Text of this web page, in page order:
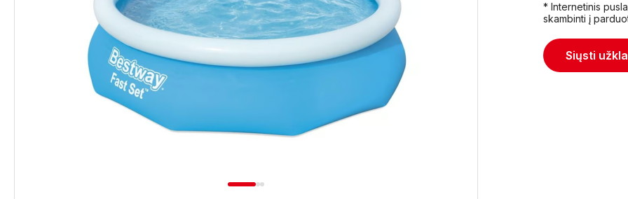
1 23
* Internetinis
skambinti į
Siųsti